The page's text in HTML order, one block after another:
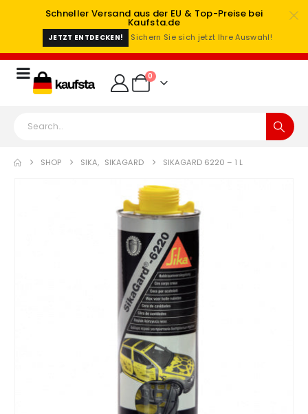
Schneller Versand aus der EU & Top-Preise bei
Kaufsta.de
JETZT ENTDECKEN! Sichern Sie sich jetzt Ihre Auswahl!
0
SHOP SIKA, SIKAGARD SIKAGARD 6220 – 1 L